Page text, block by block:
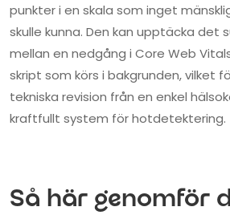
punkter i en skala som inget
skulle kunna. Den kan upptäcka det
mellan en nedgång i Core Web
skript som körs i bakgrunden, vilket
tekniska revision från en enkel
kraftfullt system för hotdetektering.
Så här genomför